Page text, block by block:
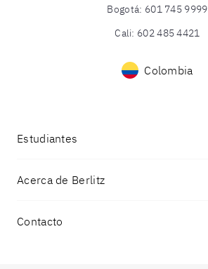
Bogotá: 601 745 9999
Cali: 602 485 4421
Colombia
Estudiantes
Acerca de Berlitz
Contacto